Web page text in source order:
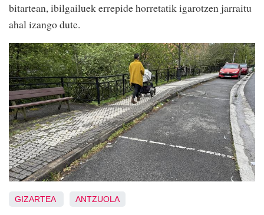
bitartean, ibilgailuek errepide horretatik igarotzen jarraitu
ahal izango dute.
GIZARTEA ANTZUOLA